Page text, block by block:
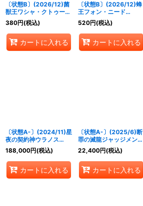
〔状態B〕(2026/12)菌
獣王ワシャ・クトゥー
ン-限界態-【CP】
{BS75-CP03}《緑》
380円(税込)
カートに入れる
〔状態B〕(2026/12)蜂
王フォン・ニード
X【X】{BS75-X06}
《緑》
520円(税込)
カートに入れる
〔状態A-〕(2024/11)星
夜の契約神ウラノス
(CHAMPION)【契約X】
{BS70-CX03}《黄》
188,000円(税込)
カートに入れる
〔状態A-〕(2025/6)断
罪の滅龍ジャッジメン
ト・ドラゴニス
(CHAMPION)【X】
{BS24-X01}《赤》
22,400円(税込)
カートに入れる